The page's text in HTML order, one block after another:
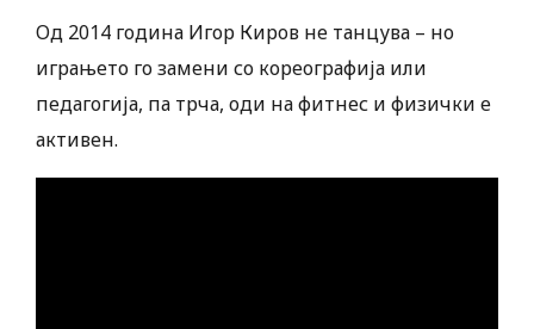
Од 2014 година Игор Киров не танцува – но
играњето го замени со кореографија или
педагогија, па трча, оди на фитнес и физички е
активен.